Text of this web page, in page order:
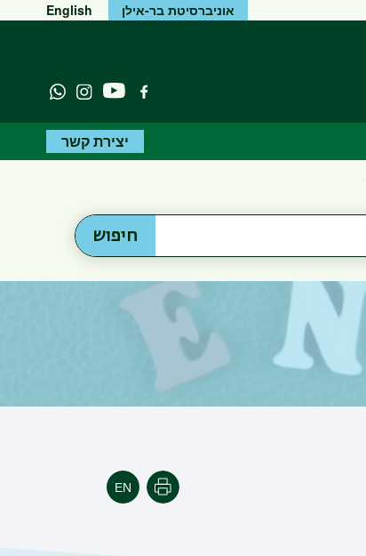
אוניברסיטת בר-אילן English
פייסבוקיוטיוב Instagram
יצירת קשר
חיפוש
הדפסה